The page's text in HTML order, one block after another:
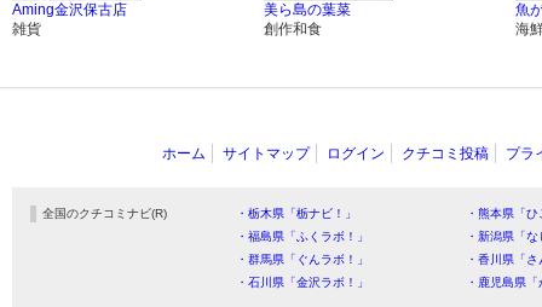
Aming金沢保古店
雑貨
美ら島の葉菜
創作和食
魚
海
ホーム サイトマップ ログイン クチコミ投稿 プラ
全国のクチコミナビ(R) ・栃木県「栃ナビ！」
・熊本県「
・福島県「ふくラボ！」
・新潟県「
・群馬県「ぐんラボ！」
・香川県「
・石川県「金沢ラボ！」
・鹿児島県